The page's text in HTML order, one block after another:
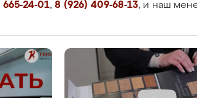
665-24-01, 8 (926) 409-68-13, и наш